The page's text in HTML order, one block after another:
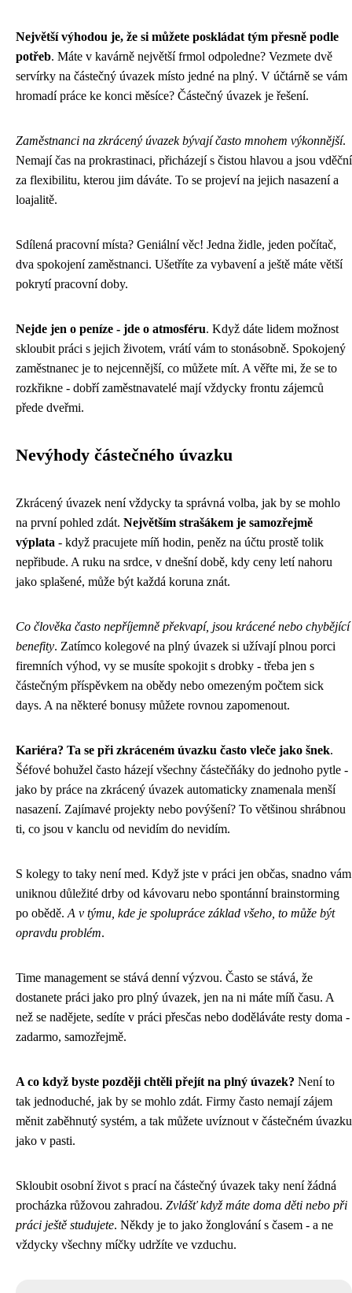
Největší výhodou je, že si můžete poskládat tým přesně podle
potřeb. Máte v kavárně největší frmol odpoledne? Vezmete dvě
servírky na částečný úvazek místo jedné na plný. V účtárně se vám
hromadí práce ke konci měsíce? Částečný úvazek je řešení.
Zaměstnanci na zkrácený úvazek bývají často mnohem výkonnější.
Nemají čas na prokrastinaci, přicházejí s čistou hlavou a jsou vděční
za flexibilitu, kterou jim dáváte. To se projeví na jejich nasazení a
loajalitě.
Sdílená pracovní místa? Geniální věc! Jedna židle, jeden počítač,
dva spokojení zaměstnanci. Ušetříte za vybavení a ještě máte větší
pokrytí pracovní doby.
Nejde jen o peníze - jde o atmosféru. Když dáte lidem možnost
skloubit práci s jejich životem, vrátí vám to stonásobně. Spokojený
zaměstnanec je to nejcennější, co můžete mít. A věřte mi, že se to
rozkřikne - dobří zaměstnavatelé mají vždycky frontu zájemců
přede dveřmi.
Nevýhody částečného úvazku
Zkrácený úvazek není vždycky ta správná volba, jak by se mohlo
na první pohled zdát. Největším strašákem je samozřejmě
výplata - když pracujete míň hodin, peněz na účtu prostě tolik
nepřibude. A ruku na srdce, v dnešní době, kdy ceny letí nahoru
jako splašené, může být každá koruna znát.
Co člověka často nepříjemně překvapí, jsou krácené nebo chybějící
benefity. Zatímco kolegové na plný úvazek si užívají plnou porci
firemních výhod, vy se musíte spokojit s drobky - třeba jen s
částečným příspěvkem na obědy nebo omezeným počtem sick
days. A na některé bonusy můžete rovnou zapomenout.
Kariéra? Ta se při zkráceném úvazku často vleče jako šnek.
Šéfové bohužel často házejí všechny částečňáky do jednoho pytle -
jako by práce na zkrácený úvazek automaticky znamenala menší
nasazení. Zajímavé projekty nebo povýšení? To většinou shrábnou
ti, co jsou v kanclu od nevidím do nevidím.
S kolegy to taky není med. Když jste v práci jen občas, snadno vám
uniknou důležité drby od kávovaru nebo spontánní brainstorming
po obědě. A v týmu, kde je spolupráce základ všeho, to může být
opravdu problém.
Time management se stává denní výzvou. Často se stává, že
dostanete práci jako pro plný úvazek, jen na ni máte míň času. A
než se nadějete, sedíte v práci přesčas nebo doděláváte resty doma -
zadarmo, samozřejmě.
A co když byste později chtěli přejít na plný úvazek? Není to
tak jednoduché, jak by se mohlo zdát. Firmy často nemají zájem
měnit zaběhnutý systém, a tak můžete uvíznout v částečném úvazku
jako v pasti.
Skloubit osobní život s prací na částečný úvazek taky není žádná
procházka růžovou zahradou. Zvlášť když máte doma děti nebo při
práci ještě studujete. Někdy je to jako žonglování s časem - a ne
vždycky všechny míčky udržíte ve vzduchu.